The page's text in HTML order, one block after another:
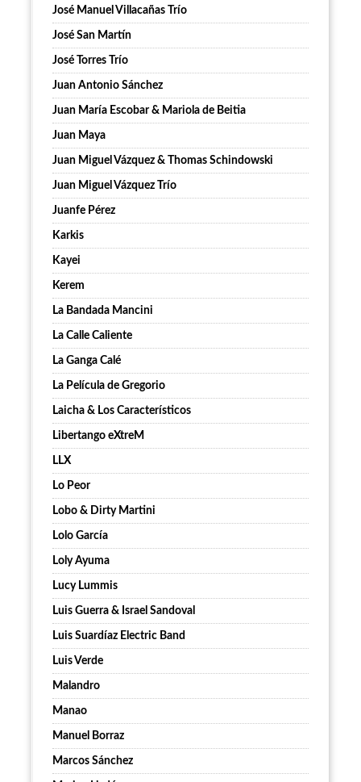
José Manuel Villacañas Trío
José San Martín
José Torres Trío
Juan Antonio Sánchez
Juan María Escobar & Mariola de Beitia
Juan Maya
Juan Miguel Vázquez & Thomas Schindowski
Juan Miguel Vázquez Trío
Juanfe Pérez
Karkis
Kayei
Kerem
La Bandada Mancini
La Calle Caliente
La Ganga Calé
La Película de Gregorio
Laicha & Los Característicos
Libertango eXtreM
LLX
Lo Peor
Lobo & Dirty Martini
Lolo García
Loly Ayuma
Lucy Lummis
Luis Guerra & Israel Sandoval
Luis Suardíaz Electric Band
Luis Verde
Malandro
Manao
Manuel Borraz
Marcos Sánchez